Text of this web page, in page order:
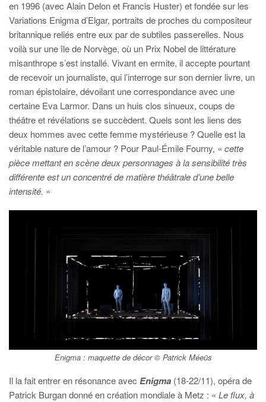
en 1996 (avec Alain Delon et Francis Huster) et fondée sur les
Variations Enigma d’Elgar, portraits de proches du compositeur
britannique reliés entre eux par de subtiles passerelles. Nous
voilà sur une île de Norvège, où un Prix Nobel de littérature
misanthrope s’est installé. Vivant en ermite, il accepte pourtant
de recevoir un journaliste, qui l’interroge sur son dernier livre, un
roman épistolaire, dévoilant une correspondance avec une
certaine Eva Larmor. Dans un huis clos sinueux, coups de
théâtre et révélations se succèdent. Quels sont les liens des
deux hommes avec cette femme mystérieuse ? Quelle est la
véritable nature de l’amour ? Pour Paul-Émile Fourny, « cette
pièce mettant en scène deux personnages à la sensibilité très
différente est un concentré de matière théâtrale d’une belle
intensité. »
Enigma: maquette de décor © Patrick Méeüs
Il la fait entrer en résonance avec Enigma (18-22/11), opéra de
Patrick Burgan donné en création mondiale à Metz : « Le flux, à